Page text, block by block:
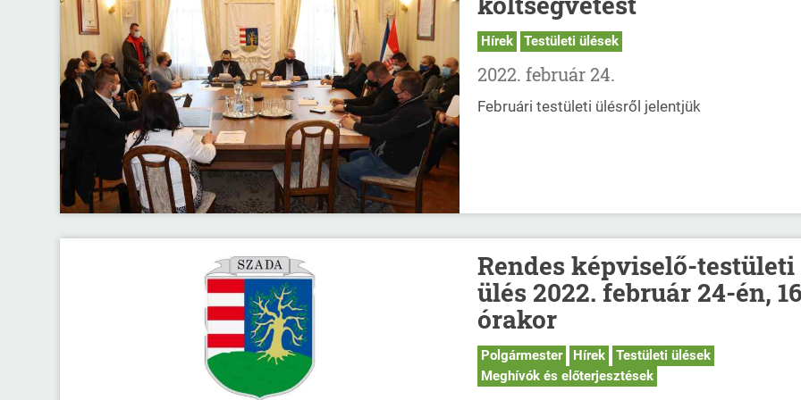
Hírek Testületi ülések
2022. február 24.
Februári testületi ülésről jelentjük
Rendes képviselő-testületi
ülés 2022. február 24-én,
órakor
Polgármester Hírek
Testületi ülések
Meghívók és előterjesztések